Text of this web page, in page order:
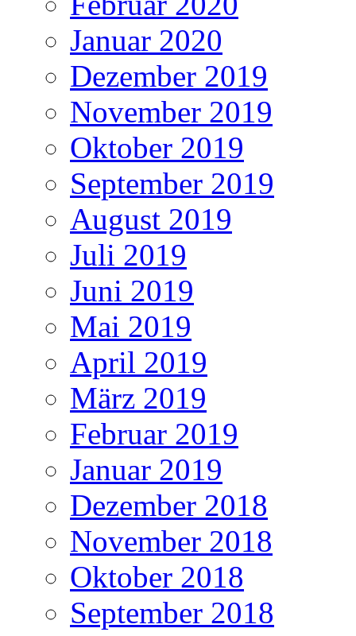
Januar 2020
Dezember 2019
November 2019
Oktober 2019
September 2019
August 2019
Juli 2019
Juni 2019
Mai 2019
April 2019
März 2019
Februar 2019
Januar 2019
Dezember 2018
November 2018
Oktober 2018
September 2018